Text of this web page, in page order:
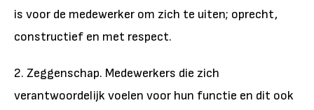
is voor de medewerker om zich te uiten; oprecht,
constructief en met respect.
2. Zeggenschap. Medewerkers die zich
verantwoordelijk voelen voor hun functie en dit ook